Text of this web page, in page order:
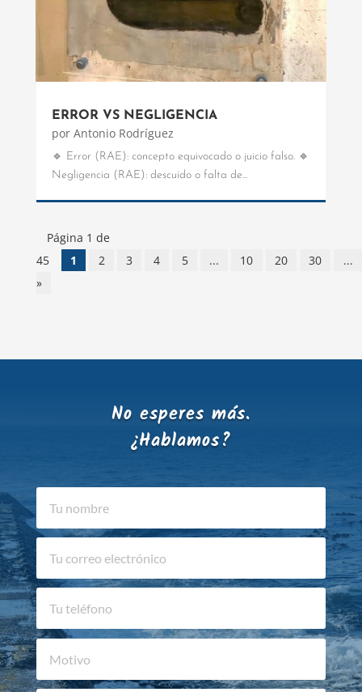
ERROR VS NEGLIGENCIA
por Antonio Rodríguez
🔹 Error (RAE): concepto equivocado o juicio falso. 🔹
Negligencia (RAE): descuido o falta de...
Página 1 de
45
1 2 3 4 5 ... 10 20 30
...
»
No esperes más.
¿Hablamos?